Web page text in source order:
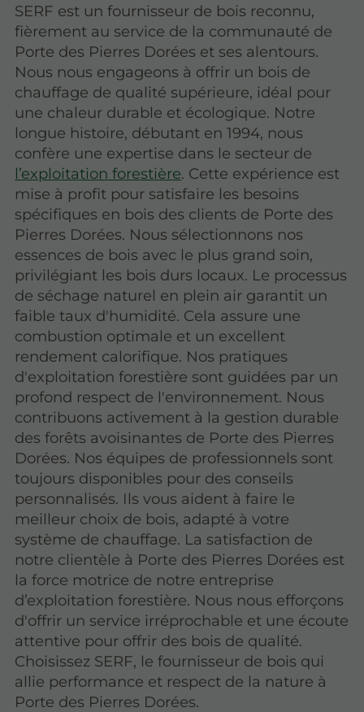
SERF est un fournisseur de bois reconnu,
fièrement au service de la communauté de
Porte des Pierres Dorées et ses alentours.
Nous nous engageons à offrir un bois de
chauffage de qualité supérieure, idéal pour
une chaleur durable et écologique. Notre
longue histoire, débutant en 1994, nous
confère une expertise dans le secteur de
l’exploitation forestière. Cette expérience est
mise à profit pour satisfaire les besoins
spécifiques en bois des clients de Porte des
Pierres Dorées. Nous sélectionnons nos
essences de bois avec le plus grand soin,
privilégiant les bois durs locaux. Le processus
de séchage naturel en plein air garantit un
faible taux d'humidité. Cela assure une
combustion optimale et un excellent
rendement calorifique. Nos pratiques
d'exploitation forestière sont guidées par un
profond respect de l'environnement. Nous
contribuons activement à la gestion durable
des forêts avoisinantes de Porte des Pierres
Dorées. Nos équipes de professionnels sont
toujours disponibles pour des conseils
personnalisés. Ils vous aident à faire le
meilleur choix de bois, adapté à votre
système de chauffage. La satisfaction de
notre clientèle à Porte des Pierres Dorées est
la force motrice de notre entreprise
d’exploitation forestière. Nous nous efforçons
d'offrir un service irréprochable et une écoute
attentive pour offrir des bois de qualité.
Choisissez SERF, le fournisseur de bois qui
allie performance et respect de la nature à
Porte des Pierres Dorées.